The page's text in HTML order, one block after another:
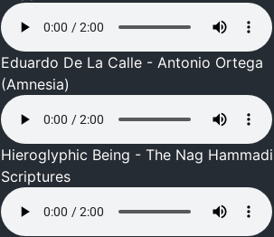
Eduardo De La Calle - Antonio Ortega
(Amnesia)
Hieroglyphic Being - The Nag Hammadi
Scriptures